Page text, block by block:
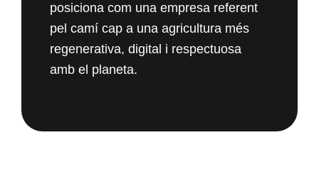
posiciona com una empresa referent
pel camí cap a una agricultura més
regenerativa, digital i respectuosa
amb el planeta.